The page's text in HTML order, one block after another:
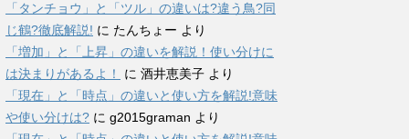
「タンチョウ」と「ツル」の違いは?違う鳥?同
じ鶴?徹底解説! に たんちょー より
「増加」と「上昇」の違いを解説！使い分けに
は決まりがあるよ！
に 酒井恵美子 より
「現在」と「時点」の違いと使い方を解説!意味
や使い分けは? に g2015graman より